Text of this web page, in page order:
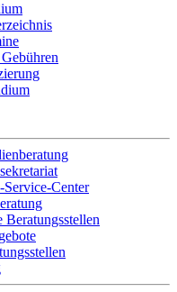
Service-Center
Beratungsstellen